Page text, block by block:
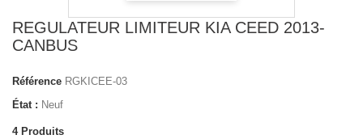
REGULATEUR LIMITEUR KIA CEED 2013-
CANBUS
Référence RGKICEE-03
État : Neuf
4 Produits